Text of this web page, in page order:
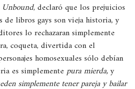
Unbound, declaró que los prejuicios
de libros gays son vieja historia, y
lo rechazaran simplemente
coqueta, divertida con el
homosexuales sólo debían
es simplementepura mierda,y
simplemente tener pareja y bailar